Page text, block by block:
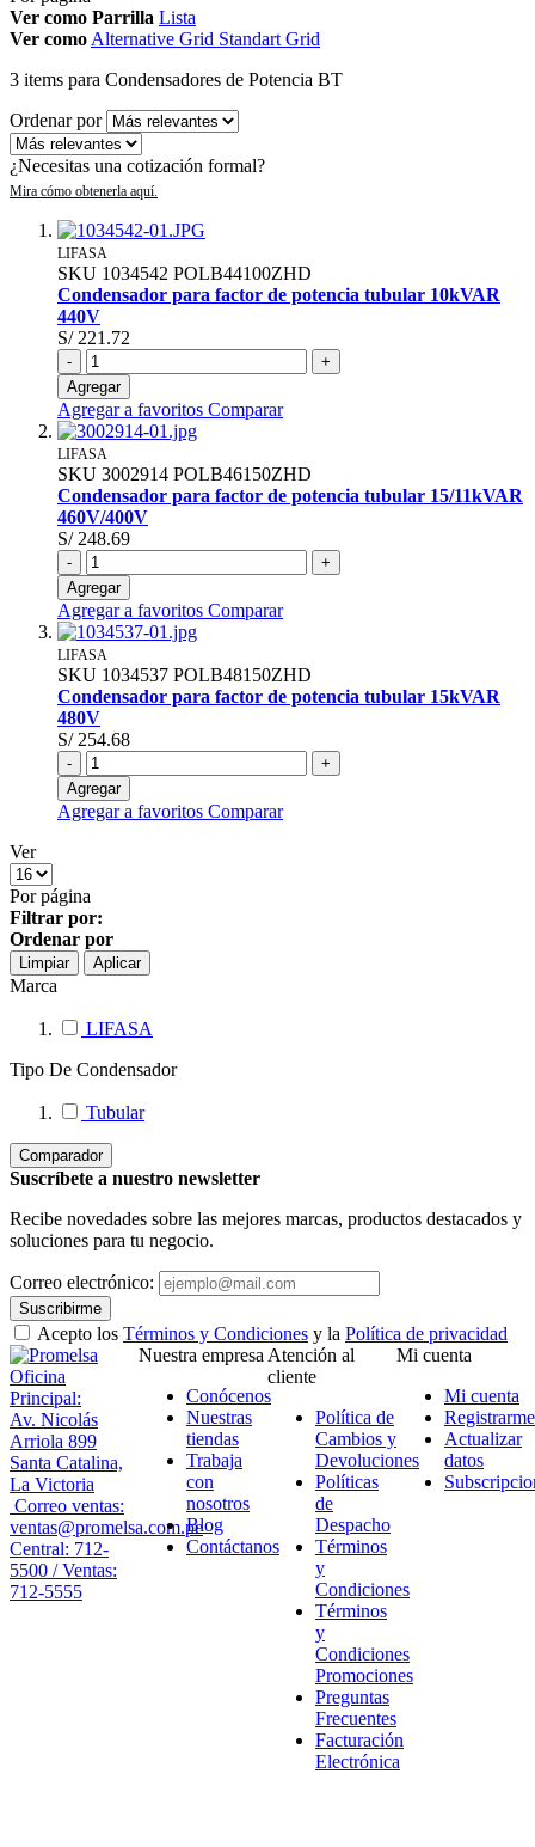
Ver como Parrilla Lista
Ver como Alternative Grid Standart Grid
3 items para Condensadores de Potencia BT
Ordenar por
¿Necesitas una cotización formal?
LIFASA
SKU 1034542 POLB44100ZHD
Condensador para factor de potencia tubular 10kVAR
440V
S/ 221.72
-
+
Agregar
Agregar a favoritos Comparar
LIFASA
SKU 3002914 POLB46150ZHD
Condensador para factor de potencia tubular 15/11kVAR
460V/400V
S/ 248.69
-
+
Agregar
Agregar a favoritos Comparar
LIFASA
SKU 1034537 POLB48150ZHD
Condensador para factor de potencia tubular 15kVAR
480V
S/ 254.68
-
+
Agregar
Agregar a favoritos Comparar
Ver
Por página
Filtrar por:
Ordenar por
Limpiar Aplicar
Marca
LIFASA
Tipo De Condensador
Tubular
Comparador
Suscríbete a nuestro newsletter
Recibe novedades sobre las mejores marcas, productos destacados y
soluciones para tu negocio.
Correo electrónico:
Suscribirme
Acepto los Términos y Condiciones y la Política de privacidad
Oficina
Principal:
Av. Nicolás
Arriola 899
Santa Catalina,
La Victoria
Correo ventas:
ventas@promelsa.com.pe
Central: 712-
5500 / Ventas:
712-5555
Nuestra empresa
Conócenos
Nuestras
tiendas
Trabaja
con
nosotros
Blog
Contáctanos
Atención al
cliente
Política de
Cambios y
Devoluciones
Políticas
de
Despacho
Términos
y
Condiciones
Términos
y
Condiciones
Promociones
Preguntas
Frecuentes
Facturación
Electrónica
Mi cuenta
Mi cuenta
Registrarme
Actualizar
datos